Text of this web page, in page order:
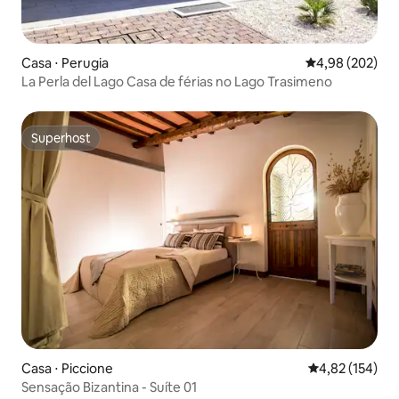
Casa ⋅ Perugia 4,98 de uma
4,98 (202)
La Perla del Lago Casa de férias no Lago Trasimeno
Superhost
Superhost
Casa ⋅ Piccione 4,82 de uma
4,82 (154)
Sensação Bizantina - Suíte 01